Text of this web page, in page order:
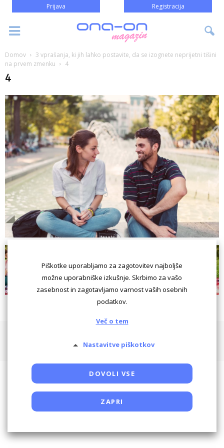
Prijava Registracija
Domov
3 vprašanja, ki jih lahko postavite, da se izognete neprijetni tišini
na prvem zmenku
4
4
Powered by SocDate™, © Copyright VenetiCOM
Piškotke uporabljamo za zagotovitev najboljše
možne uporabniške izkušnje. Skrbimo za vašo
zasebnost in zagotavljamo varnost vaših osebnih
podatkov.
Več o tem
Nastavitve piškotkov
DOVOLI VSE
ZAPRI
Potrebni